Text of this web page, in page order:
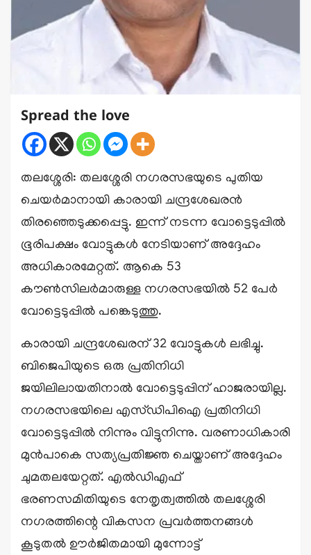
Spread the love
തലശ്ശേരി: തലശ്ശേരി നഗരസഭയുടെ പുതിയ
ചെയർമാനായി കാരായി ചന്ദ്രശേഖരൻ
തിരഞ്ഞെടുക്കപ്പെട്ടു. ഇന്ന് നടന്ന വോട്ടെടുപ്പിൽ
ഭൂരിപക്ഷം വോട്ടുകൾ നേടിയാണ് അദ്ദേഹം
അധികാരമേറ്റത്. ആകെ 53
കൗൺസിലർമാരുള്ള നഗരസഭയിൽ 52 പേർ
വോട്ടെടുപ്പിൽ പങ്കെടുത്തു.
കാരായി ചന്ദ്രശേഖരന് 32 വോട്ടുകൾ ലഭിച്ചു.
ബിജെപിയുടെ ഒരു പ്രതിനിധി
ജയിലിലായതിനാൽ വോട്ടെടുപ്പിന് ഹാജരായില്ല.
നഗരസഭയിലെ എസ്ഡിപിഐ പ്രതിനിധി
വോട്ടെടുപ്പിൽ നിന്നും വിട്ടുനിന്നു. വരണാധികാരി
മുൻപാകെ സത്യപ്രതിജ്ഞ ചെയ്താണ് അദ്ദേഹം
ചുമതലയേറ്റത്. എൽഡിഎഫ്
ഭരണസമിതിയുടെ നേതൃത്വത്തിൽ തലശ്ശേരി
നഗരത്തിന്റെ വികസന പ്രവർത്തനങ്ങൾ
കൂടുതൽ ഊർജിതമായി മുന്നോട്ട്